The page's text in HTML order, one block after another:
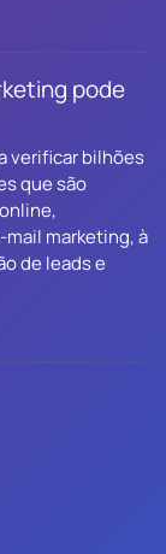
pode
verificar bilhões
que são
marketing, à
de leads e